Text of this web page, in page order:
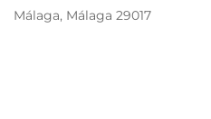
Málaga, Málaga 29017